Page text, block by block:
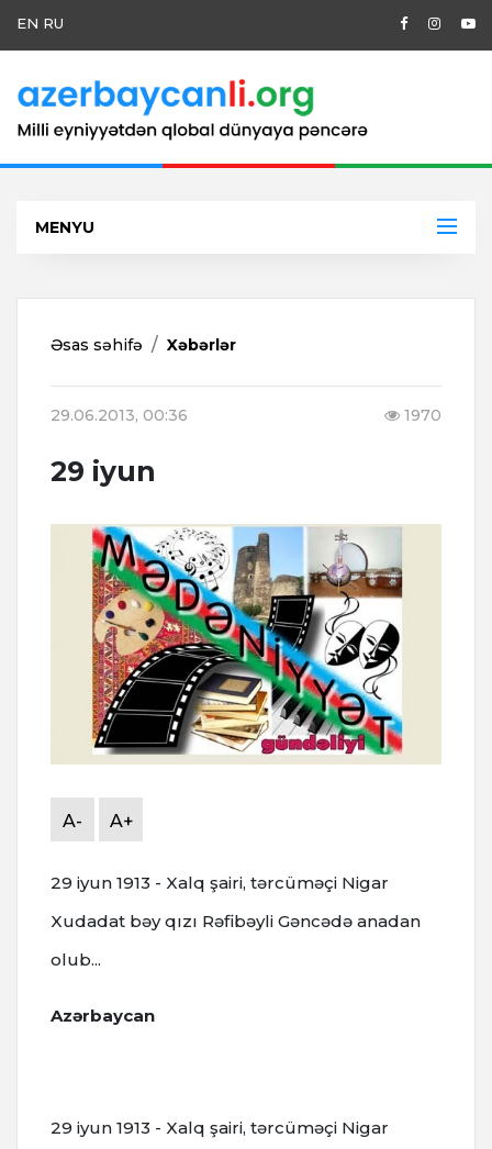
EN RU
MENYU
Əsas səhifə Xəbərlər
29.06.2013, 00:36 1970
29 iyun
A- A+
29 iyun 1913 - Xalq şairi, tərcüməçi Nigar
Xudadat bəy qızı Rəfibəyli Gəncədə anadan
olub...
Azərbaycan
29 iyun 1913 - Xalq şairi, tərcüməçi Nigar